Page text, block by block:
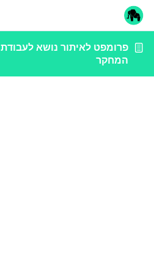
פרומפט לאיתור נושא לעבודת
המחקר